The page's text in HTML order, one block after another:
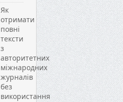
Як
отримати
повні
тексти
з
авторитетних
міжнародних
журналів
без
використання